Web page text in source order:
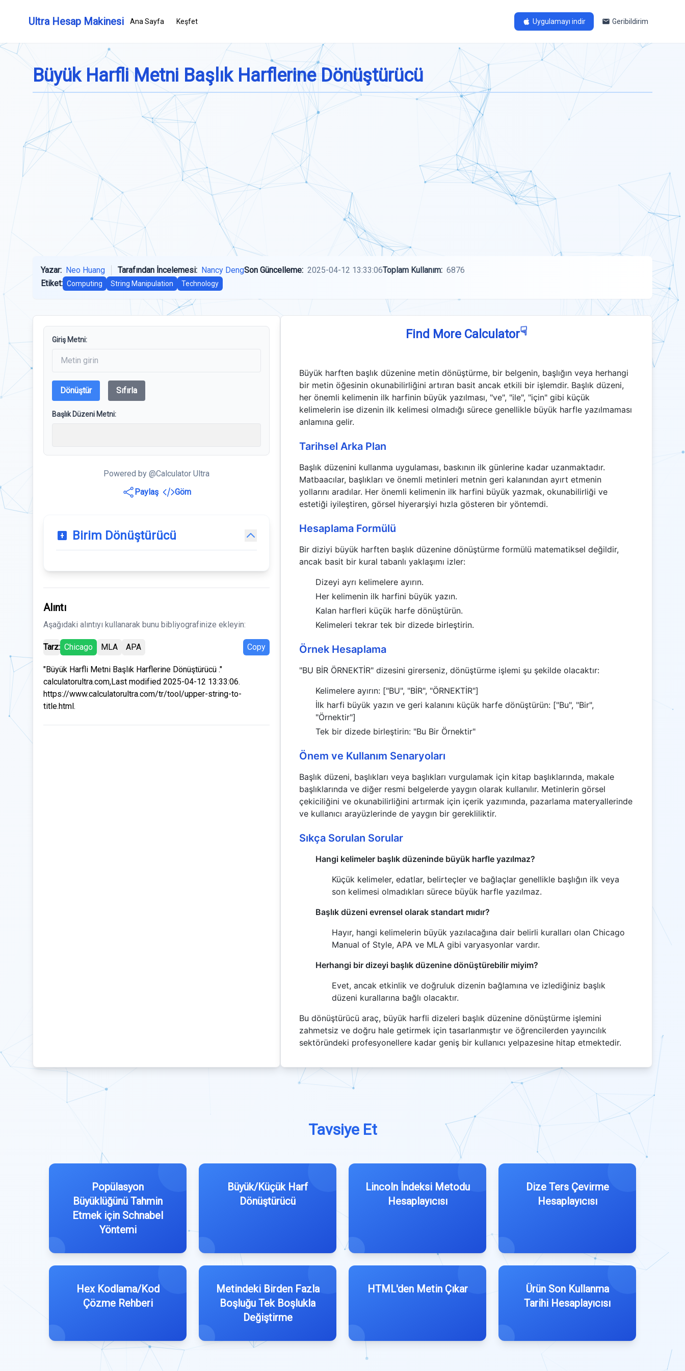
Ultra Hesap Makinesi Ana Sayfa Keşfet Uygulamayı indir Geribildirim
Büyük Harfli Metni Başlık Harflerine Dönüştürücü
Yazar: Neo Huang Tarafından İncelemesi: Nancy DengSon Güncelleme: 2025-04-12 13:33:06Toplam Kullanım: 6876
Etiket: Computing String Manipulation Technology
Giriş Metni:
Dönüştür Sıfırla
Başlık Düzeni Metni:
Powered by @Calculator Ultra
Paylaş
Göm
Birim Dönüştürücü
Alıntı
Aşağıdaki alıntıyı kullanarak bunu bibliyografinize ekleyin:
Tarz: Chicago MLA APA Copy
"Büyük Harfli Metni Başlık Harflerine Dönüştürücü ."
calculatorultra.com,Last modified 2025-04-12 13:33:06.
https://www.calculatorultra.com/tr/tool/upper-string-to-
title.html.
Find More Calculator☟
Büyük harften başlık düzenine metin dönüştürme, bir belgenin, başlığın veya herhangi
bir metin öğesinin okunabilirliğini artıran basit ancak etkili bir işlemdir. Başlık düzeni,
her önemli kelimenin ilk harfinin büyük yazılması, "ve", "ile", "için" gibi küçük
kelimelerin ise dizenin ilk kelimesi olmadığı sürece genellikle büyük harfle yazılmaması
anlamına gelir.
Tarihsel Arka Plan
Başlık düzenini kullanma uygulaması, baskının ilk günlerine kadar uzanmaktadır.
Matbaacılar, başlıkları ve önemli metinleri metnin geri kalanından ayırt etmenin
yollarını aradılar. Her önemli kelimenin ilk harfini büyük yazmak, okunabilirliği ve
estetiği iyileştiren, görsel hiyerarşiyi hızla gösteren bir yöntemdi.
Hesaplama Formülü
Bir diziyi büyük harften başlık düzenine dönüştürme formülü matematiksel değildir,
ancak basit bir kural tabanlı yaklaşımı izler:
Dizeyi ayrı kelimelere ayırın.
Her kelimenin ilk harfini büyük yazın.
Kalan harfleri küçük harfe dönüştürün.
Kelimeleri tekrar tek bir dizede birleştirin.
Örnek Hesaplama
"BU BİR ÖRNEKTİR" dizesini girerseniz, dönüştürme işlemi şu şekilde olacaktır:
Kelimelere ayırın: ["BU", "BİR", "ÖRNEKTİR"]
İlk harfi büyük yazın ve geri kalanını küçük harfe dönüştürün: ["Bu", "Bir",
"Örnektir"]
Tek bir dizede birleştirin: "Bu Bir Örnektir"
Önem ve Kullanım Senaryoları
Başlık düzeni, başlıkları veya başlıkları vurgulamak için kitap başlıklarında, makale
başlıklarında ve diğer resmi belgelerde yaygın olarak kullanılır. Metinlerin görsel
çekiciliğini ve okunabilirliğini artırmak için içerik yazımında, pazarlama materyallerinde
ve kullanıcı arayüzlerinde de yaygın bir gerekliliktir.
Sıkça Sorulan Sorular
Hangi kelimeler başlık düzeninde büyük harfle yazılmaz?
Küçük kelimeler, edatlar, belirteçler ve bağlaçlar genellikle başlığın ilk veya
son kelimesi olmadıkları sürece büyük harfle yazılmaz.
Başlık düzeni evrensel olarak standart mıdır?
Hayır, hangi kelimelerin büyük yazılacağına dair belirli kuralları olan Chicago
Manual of Style, APA ve MLA gibi varyasyonlar vardır.
Herhangi bir dizeyi başlık düzenine dönüştürebilir miyim?
Evet, ancak etkinlik ve doğruluk dizenin bağlamına ve izlediğiniz başlık
düzeni kurallarına bağlı olacaktır.
Bu dönüştürücü araç, büyük harfli dizeleri başlık düzenine dönüştürme işlemini
zahmetsiz ve doğru hale getirmek için tasarlanmıştır ve öğrencilerden yayıncılık
sektöründeki profesyonellere kadar geniş bir kullanıcı yelpazesine hitap etmektedir.
Tavsiye Et
Popülasyon
Büyüklüğünü Tahmin
Etmek için Schnabel
Yöntemi
Büyük/Küçük Harf
Dönüştürücü
Lincoln İndeksi Metodu
Hesaplayıcısı
Dize Ters Çevirme
Hesaplayıcısı
Hex Kodlama/Kod
Çözme Rehberi
Metindeki Birden Fazla
Boşluğu Tek Boşlukla
Değiştirme
HTML'den Metin Çıkar
Ürün Son Kullanma
Tarihi Hesaplayıcısı